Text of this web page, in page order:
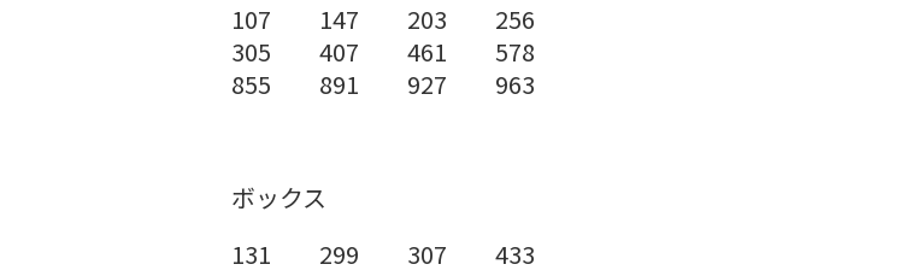
107 147 203 256
305 407 461 578
855 891 927 963
ボックス
131 299 307 433